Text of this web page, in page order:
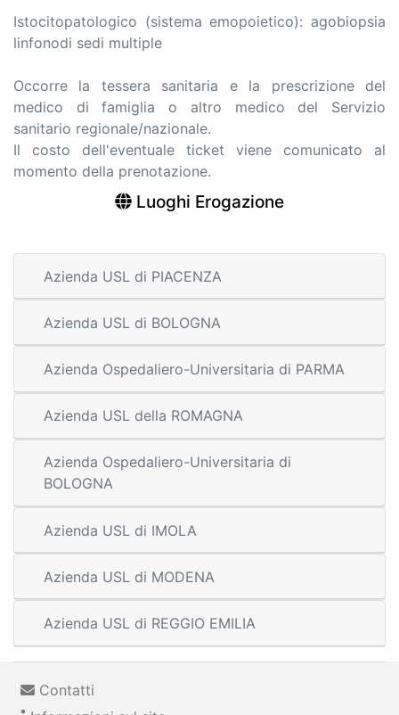
Istocitopatologico (sistema emopoietico): agobiopsia
linfonodi sedi multiple
Occorre la tessera sanitaria e la prescrizione del
medico di famiglia o altro medico del Servizio
sanitario regionale/nazionale.
Il costo dell'eventuale ticket viene comunicato al
momento della prenotazione.
Luoghi Erogazione
Azienda USL di PIACENZA
Azienda USL di BOLOGNA
Azienda Ospedaliero-Universitaria di PARMA
Azienda USL della ROMAGNA
Azienda Ospedaliero-Universitaria di
BOLOGNA
Azienda USL di IMOLA
Azienda USL di MODENA
Azienda USL di REGGIO EMILIA
Contatti